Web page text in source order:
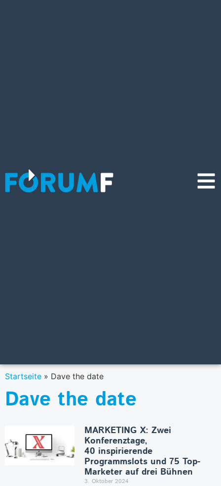
Startseite » Dave the date
Dave the date
MARKETING X: Zwei
Konferenztage,
40 inspirierende
Programmslots und 75 Top-
Marketer auf drei Bühnen
3. Oktober 2024